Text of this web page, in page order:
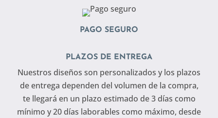
PAGO SEGURO
PLAZOS DE ENTREGA
Nuestros diseños son personalizados y los plazos
de entrega dependen del volumen de la compra,
te llegará en un plazo estimado de 3 días como
mínimo y 20 días laborables como máximo, desde